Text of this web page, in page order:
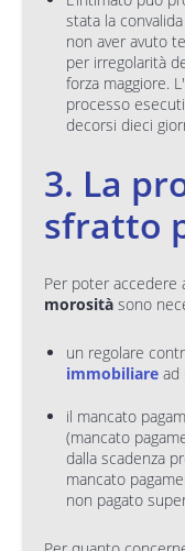
stata la
non aver avuto
per irregolarità
forza maggiore.
processo
decorsi dieci
3. La
sfratto
Per poter accedere
morosità sono
un regolare
immobiliare ad
il mancato
(mancato
dalla scadenza
mancato
non pagato